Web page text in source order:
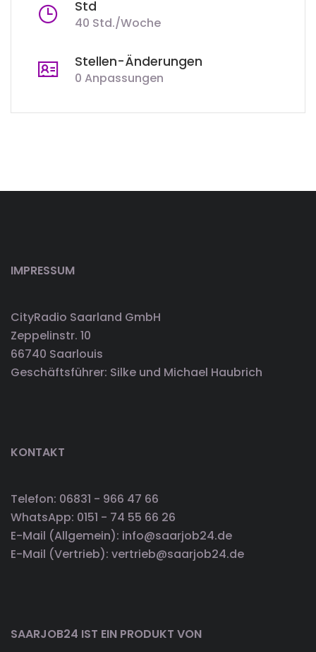
Std
40 Std./Woche
Stellen-Änderungen
0 Anpassungen
IMPRESSUM
CityRadio Saarland GmbH
Zeppelinstr. 10
66740 Saarlouis
Geschäftsführer: Silke und Michael Haubrich
KONTAKT
Telefon: 06831 - 966 47 66
WhatsApp: 0151 - 74 55 66 26
E-Mail (Allgemein): info@saarjob24.de
E-Mail (Vertrieb): vertrieb@saarjob24.de
SAARJOB24 IST EIN PRODUKT VON